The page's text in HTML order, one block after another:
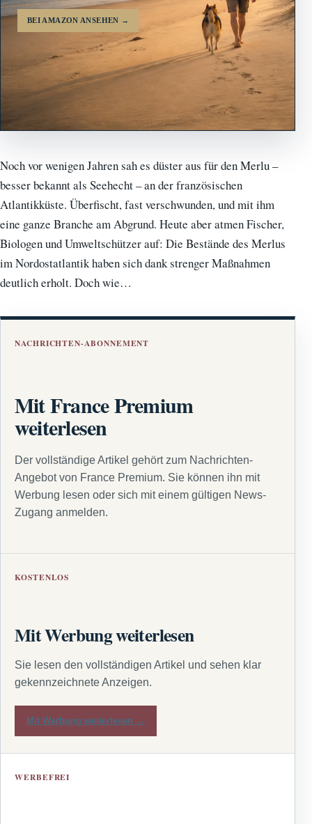
BEI AMAZON ANSEHEN →
Noch vor wenigen Jahren sah es düster aus für den Merlu –
besser bekannt als Seehecht – an der französischen
Atlantikküste. Überfischt, fast verschwunden, und mit ihm
eine ganze Branche am Abgrund. Heute aber atmen Fischer,
Biologen und Umweltschützer auf: Die Bestände des Merlus
im Nordostatlantik haben sich dank strenger Maßnahmen
deutlich erholt. Doch wie…
NACHRICHTEN-ABONNEMENT
Mit France Premium
weiterlesen
Der vollständige Artikel gehört zum Nachrichten-
Angebot von France Premium. Sie können ihn mit
Werbung lesen oder sich mit einem gültigen News-
Zugang anmelden.
KOSTENLOS
Mit Werbung weiterlesen
Sie lesen den vollständigen Artikel und sehen klar
gekennzeichnete Anzeigen.
Mit Werbung weiterlesen →
WERBEFREI